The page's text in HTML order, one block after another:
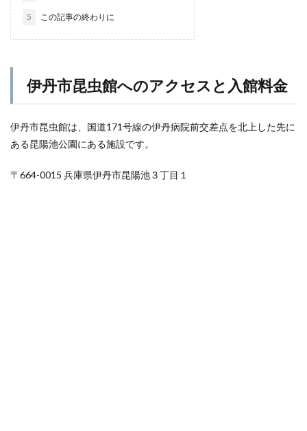
5 この記事の終わりに
伊丹市昆虫館へのアクセスと入館料金
伊丹市昆虫館は、国道171号線の伊丹病院前交差点を北上した先に
ある昆陽池公園にある施設です。
〒664-0015 兵庫県伊丹市昆陽池３丁目１